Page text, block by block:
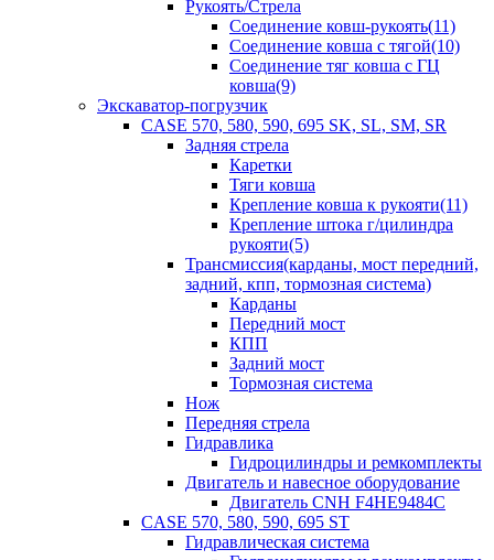
Рукоять/Стрела
Соединение ковш-рукоять(11)
Соединение ковша с тягой(10)
Соединение тяг ковша с ГЦ
ковша(9)
Экскаватор-погрузчик
CASE 570, 580, 590, 695 SK, SL, SM, SR
Задняя стрела
Каретки
Тяги ковша
Крепление ковша к рукояти(11)
Крепление штока г/цилиндра
рукояти(5)
Трансмиссия(карданы, мост передний,
задний, кпп, тормозная система)
Карданы
Передний мост
КПП
Задний мост
Тормозная система
Нож
Передняя стрела
Гидравлика
Гидроцилиндры и ремкомплекты
Двигатель и навесное оборудование
Двигатель CNH F4HE9484C
CASE 570, 580, 590, 695 ST
Гидравлическая система